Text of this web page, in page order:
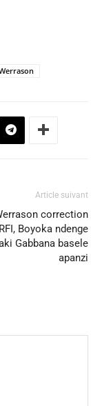
Article suivant
correction
Boyoka ndenge
Gabbana basele
apanzi